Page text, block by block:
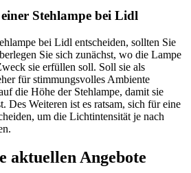
Stehlampe bei Lidl
bei Lidl entscheiden, sollten Sie
Sie sich zunächst, wo die Lampe
sie erfüllen soll. Soll sie als
für stimmungsvolles Ambiente
die Höhe der Stehlampe, damit sie
Des Weiteren ist es ratsam, sich für eine
um die Lichtintensität je nach
aktuellen Angebote